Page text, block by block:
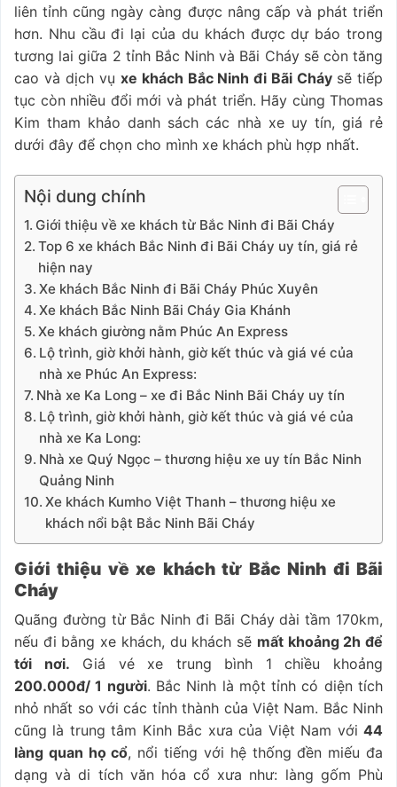
liên tỉnh cũng ngày càng được nâng cấp và phát triển
hơn. Nhu cầu đi lại của du khách được dự báo trong
tương lai giữa 2 tỉnh Bắc Ninh và Bãi Cháy sẽ còn tăng
cao và dịch vụ xe khách Bắc Ninh đi Bãi Cháy sẽ tiếp
tục còn nhiều đổi mới và phát triển. Hãy cùng Thomas
Kim tham khảo danh sáchcác nhà xe uy tín, giá rẻ
dưới đây để chọn cho mình xe khách phù hợp nhất.
Nội dung chính
Giới thiệu về xe khách từ Bắc Ninh đi Bãi Cháy
Top 6 xe khách Bắc Ninh đi Bãi Cháy uy tín, giá rẻ
hiện nay
Xe khách Bắc Ninh đi Bãi Cháy Phúc Xuyên
Xe khách Bắc Ninh Bãi Cháy Gia Khánh
Xe khách giường nằm Phúc An Express
Lộ trình, giờ khởi hành, giờ kết thúc và giá vé của
nhà xe Phúc An Express:
Nhà xe Ka Long – xe đi Bắc Ninh Bãi Cháy uy tín
Lộ trình, giờ khởi hành, giờ kết thúc và giá vé của
nhà xe Ka Long:
Nhà xe Quý Ngọc – thương hiệu xe uy tín Bắc Ninh
Quảng Ninh
Xe khách Kumho Việt Thanh – thương hiệu xe
khách nổi bật Bắc Ninh Bãi Cháy
Giới thiệu về xe khách từ Bắc Ninh đi Bãi
Cháy
Quãng đường từ Bắc Ninh đi Bãi Cháy dài tầm 170km,
nếu đi bằng xe khách, du khách sẽ mất khoảng 2h để
tới nơi. Giá vé xe trung bình 1 chiều khoảng
200.000đ/ 1 người. Bắc Ninh là một tỉnh có diện tích
nhỏ nhất so với các tỉnh thành của Việt Nam. Bắc Ninh
cũng là trung tâm Kinh Bắc xưa của Việt Nam với 44
làng quan họ cổ, nổi tiếng với hệ thống đền miếu đa
dạng và di tích văn hóa cổ xưa như: làng gốm Phù